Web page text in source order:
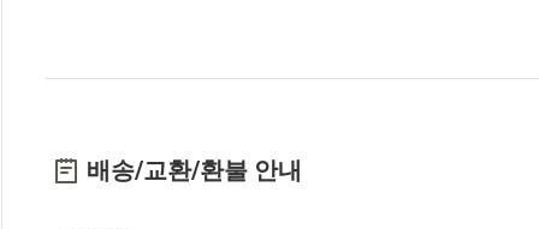
배송/교환/환불 안내